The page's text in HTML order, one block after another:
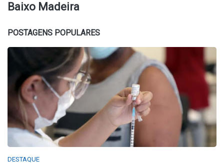
Baixo Madeira
POSTAGENS POPULARES
DESTAQUE